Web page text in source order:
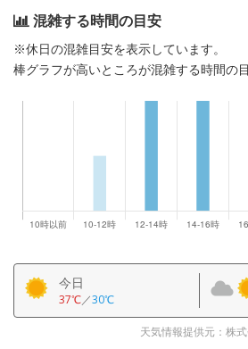
混雑する時間の目安
※休日の混雑目安を表示しています。
棒グラフが高いところが混雑する時間の目
今日
37℃／30℃
天気情報提供元：株